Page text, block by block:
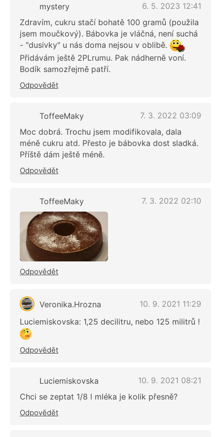
mystery
6. 5. 2023 12:41
Zdravím, cukru stačí bohatě 100 gramů (použila
jsem moučkový). Bábovka je vláčná, není suchá
- "dusivky" u nás doma nejsou v oblibě.
Přidávám ještě 2PLrumu. Pak nádherně voní.
Bodík samozřejmě patří.
Odpovědět
ToffeeMaky
7. 3. 2022 03:09
Moc dobrá. Trochu jsem modifikovala, dala
méně cukru atd. Přesto je bábovka dost sladká.
Příště dám ještě méně.
Odpovědět
ToffeeMaky 7. 3. 2022 02:10
Odpovědět
Veronika.Hrozna
10. 9. 2021 11:29
Luciemiskovska: 1,25 decilitru, nebo 125 militrů !
Odpovědět
Luciemiskovska
10. 9. 2021 08:21
Chci se zeptat 1/8 l mléka je kolik přesně?
Odpovědět